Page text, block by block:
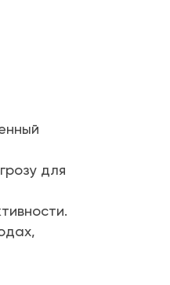
для